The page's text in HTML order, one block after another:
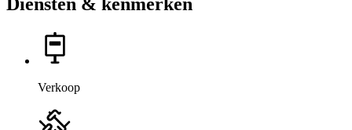
Verkoop